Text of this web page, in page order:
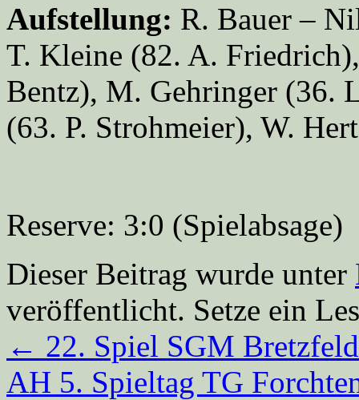
Aufstellung: R. Bauer –
T. Kleine (82. A.
Bentz), M. Gehringer (36.
(63. P. Strohmeier), W.
Reserve: 3:0 (Spielabsage)
Dieser Beitrag wurde unter
veröffentlicht. Setze ein
← 22. Spiel SGM
AH 5. Spieltag TG